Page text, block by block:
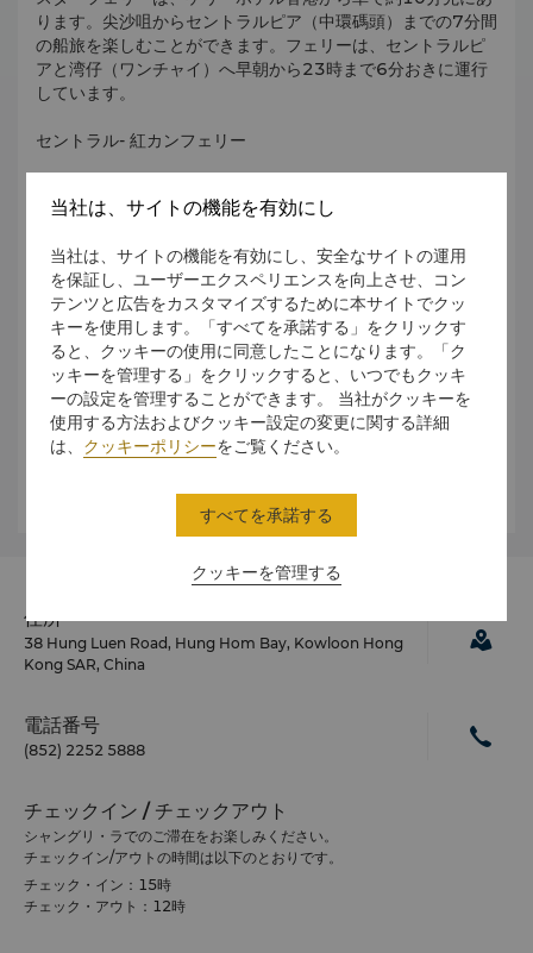
ります。尖沙咀からセントラルピア（中環碼頭）までの7分間
の船旅を楽しむことができます。フェリーは、セントラルピ
アと湾仔（ワンチャイ）へ早朝から23時まで6分おきに運行
しています。
セントラル- 紅カンフェリー
ーサービスは、月～土は7時30分～19時20分、日曜日と祝
トラム
跑馬地（ハッピーバレー）行きの歴史的なダブルデッキのト
ラムは、香港島の筲箕灣（シャウケイワン）とケネディタウ
ン間を運行しています。
ピークトラム
1888年に運行を開始したケーブルカー、ピークトラムは高
さ373メートルのビクトリアピークの緑豊かな山の急斜面を
住所
38 Hung Luen Road, Hung Hom Bay, Kowloon Hong
Kong SAR, China
電話番号
(852) 2252 5888
チェックイン / チェックアウト
シャングリ・ラでのご滞在をお楽しみください。
チェックイン/アウトの時間は以下のとおりです。
チェック・イン：15時
チェック・アウト：12時
当社は、サイトの機能を有効にし
当社は、サイトの機能を有効にし、安全なサイトの運用
を保証し、ユーザーエクスペリエンスを向上させ、コン
テンツと広告をカスタマイズするために本サイトでクッ
キーを使用します。「すべてを承諾する」をクリックす
ると、クッキーの使用に同意したことになります。「ク
ッキーを管理する」をクリックすると、いつでもクッキ
ーの設定を管理することができます。 当社がクッキーを
使用する方法およびクッキー設定の変更に関する詳細
は、 クッキーポリシーをご覧ください。
クッキーを管理する
すべてを承諾する